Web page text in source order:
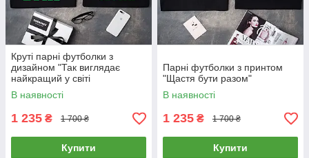
Круті парні футболки з
дизайном "Так виглядає
найкращий у світі
БРАТ\СЕСТРА"
В наявності
1 235 ₴ 1 700 ₴
Купити
Парні футболки з принтом
"Щастя бути разом"
В наявності
1 235 ₴ 1 700 ₴
Купити